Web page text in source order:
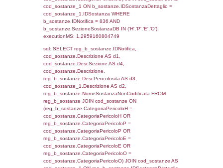
sql: SELECT f_territori_limitrofi.Distanza,
f_territori_limitrofi.Direzione,
rofi.DescAltro FROM f_territori_limitrofi
cod_territori_tipologia ON
(f_territori_limitrofi.IDTipologiaTerritorio =
cod_territori_tipologia.IDTipologiaTerritorio)
(f_territori_limitrofi.IDTipoTerritorio =
cod_territori_tipologia.IDTerritorioTP)
(((f_territori_limitrofi.IDNotifica)=836) AND
((f_territori_limitrofi.IDTipoTerritorio)=7)),
0.068572044372559